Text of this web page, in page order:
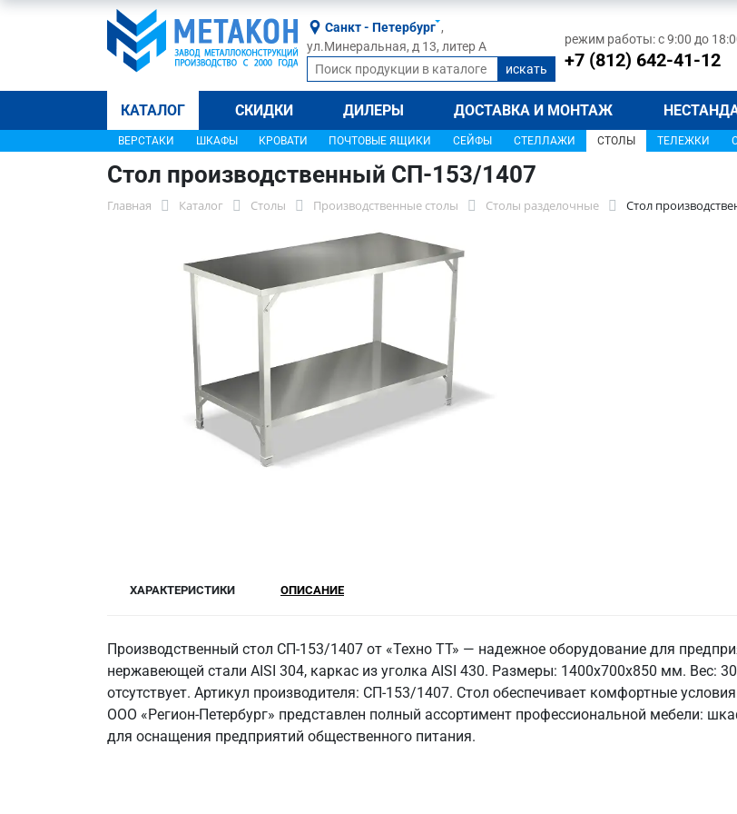
Санкт - Петербург ,
ул.Минеральная, д 13, литер А
режим работы: с 9:00 до
+7 (812) 642-41-12
КАТАЛОГ СКИДКИ ДИЛЕРЫ ДОСТАВКА И МОНТАЖ
ВЕРСТАКИ ШКАФЫ КРОВАТИ ПОЧТОВЫЕ ЯЩИКИ СЕЙФЫ СТЕЛЛАЖИ СТОЛЫ ТЕЛЕЖКИ
Стол производственный СП-153/1407
Главная Каталог Столы Производственные столы Столы разделочные Стол
ХАРАКТЕРИСТИКИ ОПИСАНИЕ
Производственный стол СП-153/1407 от «Техно ТТ» — надежное оборудование для
нержавеющей стали AISI 304, каркас из уголка AISI 430. Размеры: 1400x700x850 мм. Вес:
отсутствует. Артикул производителя: СП-153/1407. Стол обеспечивает комфортные
ООО «Регион-Петербург» представлен полный ассортимент профессиональной мебели:
для оснащения предприятий общественного питания.